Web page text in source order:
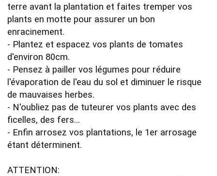
terre avant la plantation et faites tremper vos
plants en motte pour assurer un bon
enracinement.
- Plantez et espacez vos plants de tomates
d'environ 80cm.
- Pensez à pailler vos légumes pour réduire
l'évaporation de l'eau du sol et diminuer le risque
de mauvaises herbes.
- N'oubliez pas de tuteurer vos plants avec des
ficelles, des fers...
- Enfin arrosez vos plantations, le 1er arrosage
étant déterminent.
ATTENTION: